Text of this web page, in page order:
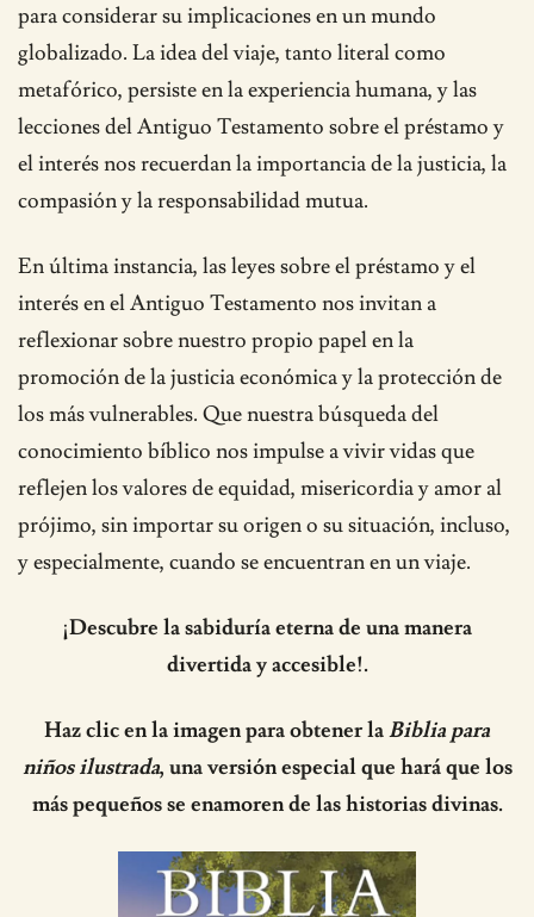
para considerar su implicaciones en un mundo
globalizado. La idea del viaje, tanto literal como
metafórico, persiste en la experiencia humana, y las
lecciones del Antiguo Testamento sobre el préstamo y
el interés nos recuerdan la importancia de la justicia, la
compasión y la responsabilidad mutua.
En última instancia, las leyes sobre el préstamo y el
interés en el Antiguo Testamento nos invitan a
reflexionar sobre nuestro propio papel en la
promoción de la justicia económica y la protección de
los más vulnerables. Que nuestra búsqueda del
conocimiento bíblico nos impulse a vivir vidas que
reflejen los valores de equidad, misericordia y amor al
prójimo, sin importar su origen o su situación, incluso,
y especialmente, cuando se encuentran en un viaje.
¡Descubre la sabiduría eterna de una manera
divertida y accesible!.
Haz clic en la imagen para obtener laBiblia para
niños ilustrada, una versión especial que hará que los
más pequeños se enamoren de las historias divinas.